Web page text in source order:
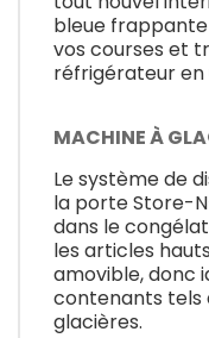
bleue
vos courses et
réfrigérateur
MACHINE À
Le système de
la porte Store-
dans le
les articles
amovible, donc
contenants tels
glacières.